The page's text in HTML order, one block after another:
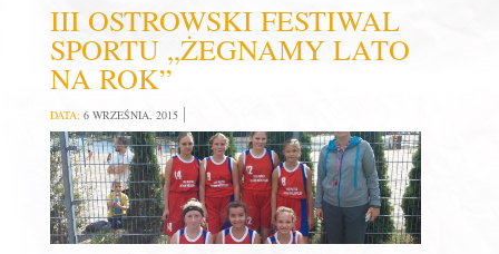
III OSTROWSKI FESTIWAL
SPORTU „ŻEGNAMY LATO
NA ROK”
DATA: 6 WRZEŚNIA, 2015